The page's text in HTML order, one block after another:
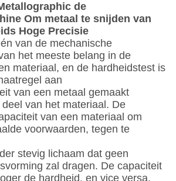
de
Om metaal te snijden van
Hoge Precisie
van de mechanische
het meeste belang in de
materiaal, en de hardheidstest is
aan
van een metaal gemaakt
van het materiaal. De
van een materiaal om
voorwaarden, tegen te
stevig lichaam dat geen
zal dragen. De capaciteit
de hardheid, en vice versa.